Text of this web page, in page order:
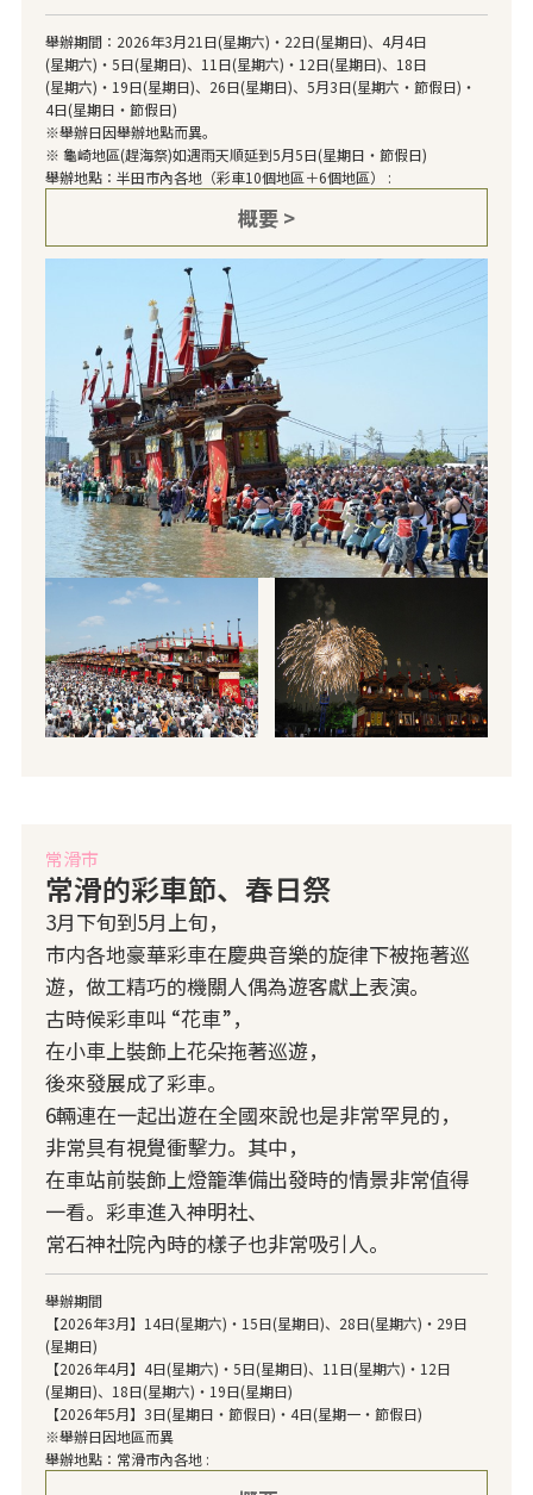
舉辦期間：2026年3月21日(星期六)・22日(星期日)、4月4日
(星期六)・5日(星期日)、11日(星期六)・12日(星期日)、18日
(星期六)・19日(星期日)、26日(星期日)、5月3日(星期六・節假日)・
4日(星期日・節假日)
※舉辦日因舉辦地點而異。
※ 龜崎地區(趕海祭)如遇雨天順延到5月5日(星期日・節假日)
舉辦地點：半田市內各地（彩車10個地區＋6個地區） :
概要 >
常滑市
常滑的彩車節、春日祭
3月下旬到5月上旬，
市内各地豪華彩車在慶典音樂的旋律下被拖著巡
遊，做工精巧的機關人偶為遊客獻上表演。
古時候彩車叫 “花車”，
在小車上裝飾上花朵拖著巡遊，
後來發展成了彩車。
6輛連在一起出遊在全國來說也是非常罕見的，
非常具有視覺衝擊力。其中，
在車站前裝飾上燈籠準備出發時的情景非常值得
一看。彩車進入神明社、
常石神社院內時的樣子也非常吸引人。
舉辦期間
【2026年3月】14日(星期六)・15日(星期日)、28日(星期六)・29日
(星期日)
【2026年4月】4日(星期六)・5日(星期日)、11日(星期六)・12日
(星期日)、18日(星期六)・19日(星期日)
【2026年5月】3日(星期日・節假日)・4日(星期一・節假日)
※舉辦日因地區而異
舉辦地點：常滑市內各地 :